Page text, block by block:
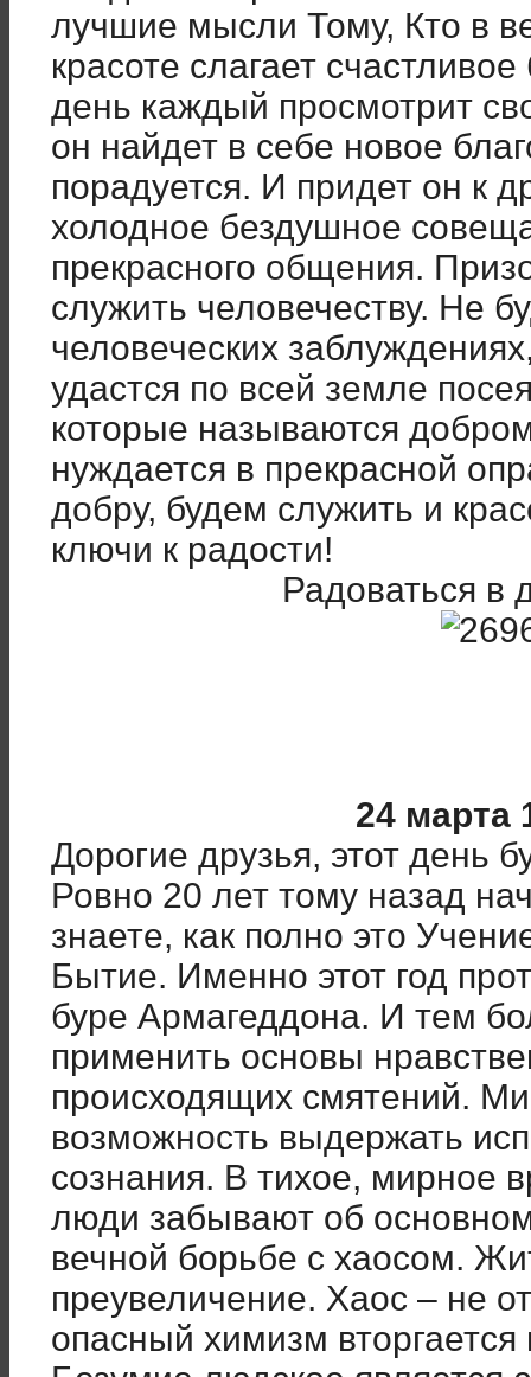
лучшие мысли Тому, Кто в
красоте слагает
день каждый просмотрит
он найдет в себе новое
порадуется. И придет он к
холодное бездушное
прекрасного общения.
служить человечеству. Не
человеческих
удастся по всей земле
которые называются
нуждается в прекрасной
добру, будем служить и
ключи к радости!
Радоваться в
24 марта
Дорогие друзья, этот день
Ровно 20 лет тому назад
знаете, как полно это
Бытие. Именно этот год
буре Армагеддона. И тем
применить основы
происходящих смятений.
возможность выдержать
сознания. В тихое, мирное
люди забывают об
вечной борьбе с хаосом.
преувеличение. Хаос – не
опасный химизм